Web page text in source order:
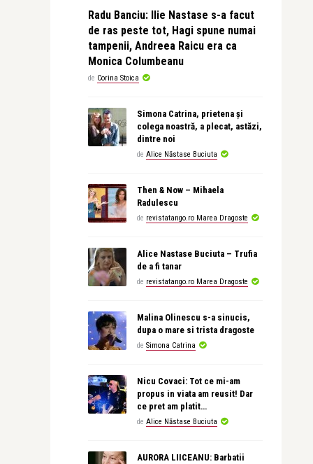
Radu Banciu: Ilie Nastase s-a facut
de ras peste tot, Hagi spune numai
tampenii, Andreea Raicu era ca
Monica Columbeanu
de Corina Stoica
Simona Catrina, prietena și
colega noastră, a plecat, astăzi,
dintre noi
de Alice Năstase Buciuta
Then & Now – Mihaela
Radulescu
de revistatango.ro Marea Dragoste
Alice Nastase Buciuta – Trufia
de a fi tanar
de revistatango.ro Marea Dragoste
Malina Olinescu s-a sinucis,
dupa o mare si trista dragoste
de Simona Catrina
Nicu Covaci: Tot ce mi-am
propus in viata am reusit! Dar
ce pret am platit…
de Alice Năstase Buciuta
AURORA LIICEANU: Barbatii